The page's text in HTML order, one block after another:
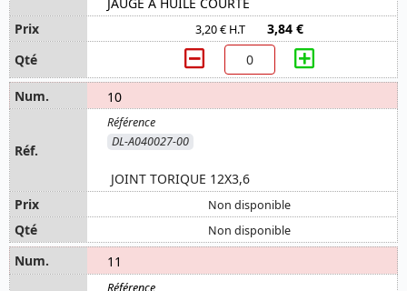
3,20 € H.T 3,84 €
10
DL-A040027-00
JOINT TORIQUE 12X3,6
Non disponible
Non disponible
11